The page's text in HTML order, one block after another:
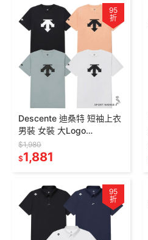
95
折
Descente 迪桑特 短袖上衣
男裝 女裝 大Logo
SR123UTS12-
BLK0/CORL/DBLU/WHT0
$1,980
$1,881
95
折